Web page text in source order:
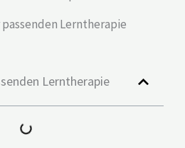
Lerntherapie
Lerntherapie